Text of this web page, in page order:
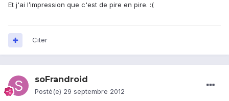
Et j'ai l’impression que c'est de pire en pire. :(
Citer
soFrandroid
Posté(e) 29 septembre 2012